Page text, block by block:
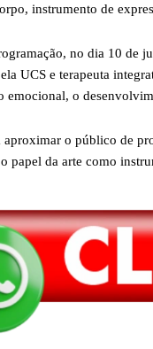
instrumento de
no dia 10 de
UCS e terapeuta
emocional, o
aproximar o público de
papel da arte como